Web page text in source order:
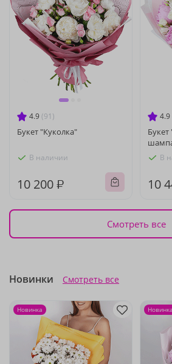
4.9 (91)
Букет "Куколка"
В наличии
10 200 ₽
4.9
В
10
Смотреть все
Новинки Смотреть все
Новинка Новинка